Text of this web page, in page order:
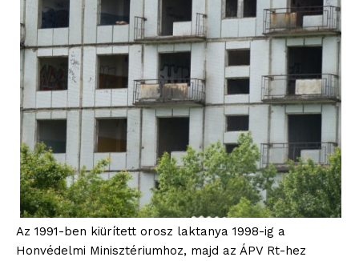
Az 1991-ben kiürített orosz laktanya 1998-ig a
Honvédelmi Minisztériumhoz, majd az ÁPV Rt-hez